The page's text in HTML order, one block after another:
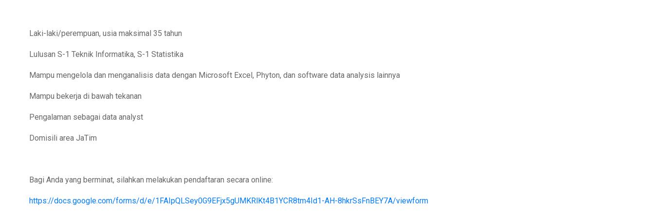
Laki-laki/perempuan, usia maksimal 35 tahun
Lulusan S-1 Teknik Informatika, S-1 Statistika
Mampu mengelola dan menganalisis data dengan Microsoft Excel, Phyton, dan software data analysis lainnya
Mampu bekerja di bawah tekanan
Pengalaman sebagai data analyst
Domisili area JaTim
Bagi Anda yang berminat, silahkan melakukan pendaftaran secara online:
https://docs.google.com/forms/d/e/1FAIpQLSey0G9EFjx5gUMKRlKt4B1YCR8tm4Id1-AH-8hkrSsFnBEY7A/viewform